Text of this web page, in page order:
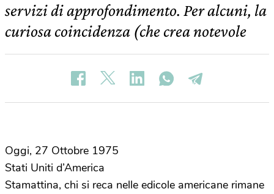
servizi di approfondimento. Per alcuni, la
curiosa coincidenza (che crea notevole
Oggi, 27 Ottobre 1975
Stati Uniti d’America
Stamattina, chi si reca nelle edicole americane rimane